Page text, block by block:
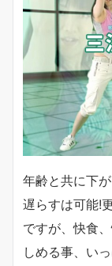
年齢と共に下
遅らすは可能!
ですが、快食
しめる事、い